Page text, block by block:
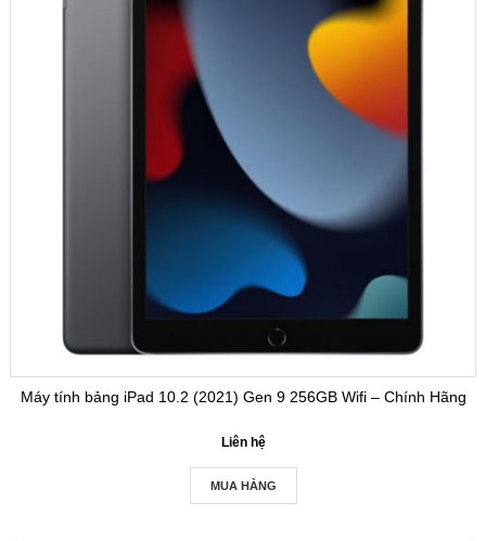
Máy tính bảng iPad 10.2 (2021) Gen 9 256GB Wifi – Chính Hãng
Liên hệ
MUA HÀNG